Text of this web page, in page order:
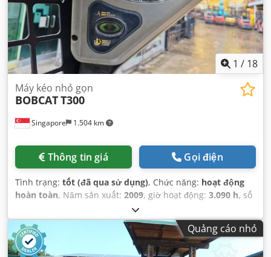
1 / 18
Singapore 1.504 km
Máy kéo nhỏ gọn
BOBCATT300
Thông tin giá Gọi điện
Tình trạng: tốt (đã qua sử dụng), Chức năng: hoạt động
hoàn toàn, Năm sản xuất: 2009, giờ hoạt động: 3.090 h, số
A5GU35248,
Quảng cáo nhỏ